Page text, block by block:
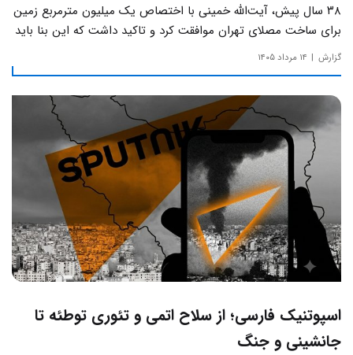
۳۸ سال پیش، آیت‌الله خمینی با اختصاص یک میلیون مترمربع زمین
برای ساخت مصلای تهران موافقت کرد و تاکید داشت که این بنا باید
به دور از زرق‌وبرق و یادآور سادگی مساجد صدر اسلام باشد.
گزارش ۱۴ مرداد ۱۴۰۵
اسپوتنیک فارسی؛ از سلاح اتمی و تئوری توطئه تا
جانشینی و جنگ